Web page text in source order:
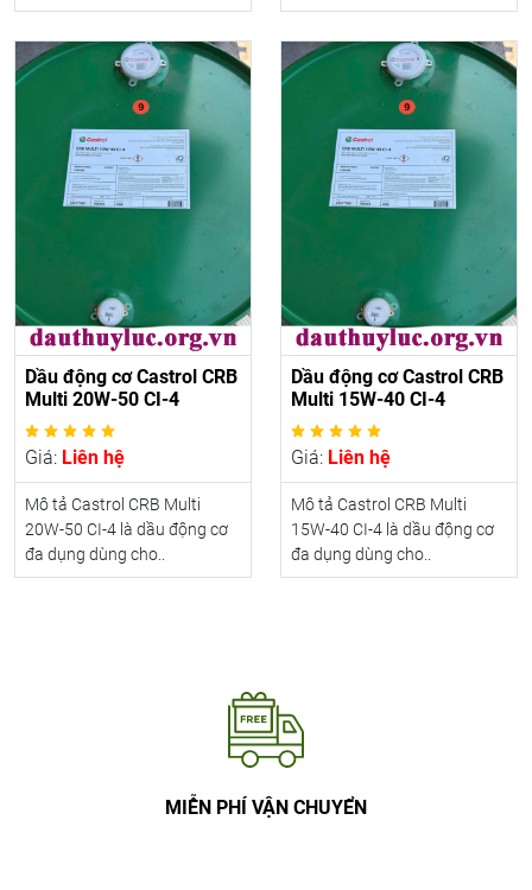
Dầu động cơ Castrol CRB
Multi 20W-50 CI-4
Giá: Liên hệ
Mô tả Castrol CRB Multi
20W-50 CI-4 là dầu động cơ
đa dụng dùng cho..
Dầu động cơ Castrol CRB
Multi 15W-40 CI-4
Giá: Liên hệ
Mô tả Castrol CRB Multi
15W-40 CI-4 là dầu động cơ
đa dụng dùng cho..
MIỄN PHÍ VẬN CHUYỂN